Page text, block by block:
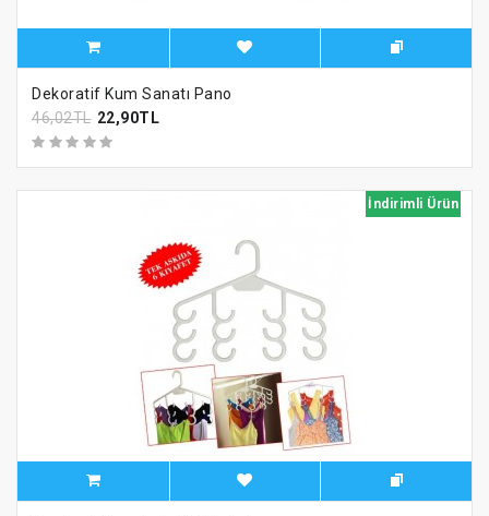
Dekoratif Kum Sanatı Pano
46,02TL 22,90TL
İndirimli Ürün